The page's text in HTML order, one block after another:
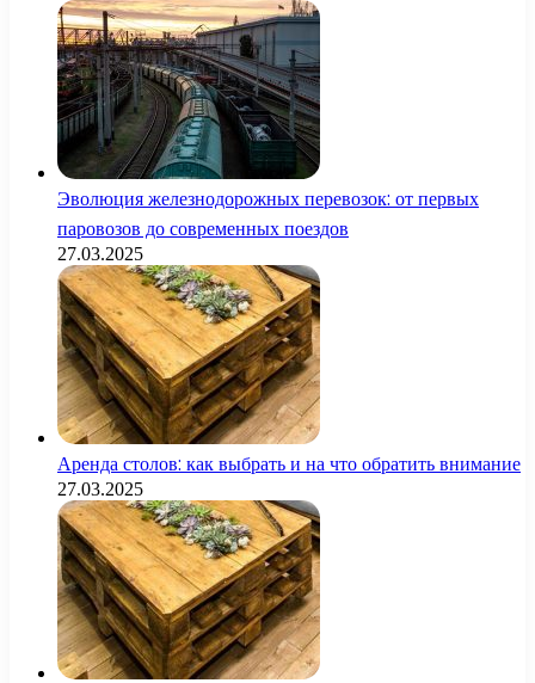
Эволюция железнодорожных перевозок: от первых
паровозов до современных поездов
27.03.2025
Аренда столов: как выбрать и на что обратить внимание
27.03.2025